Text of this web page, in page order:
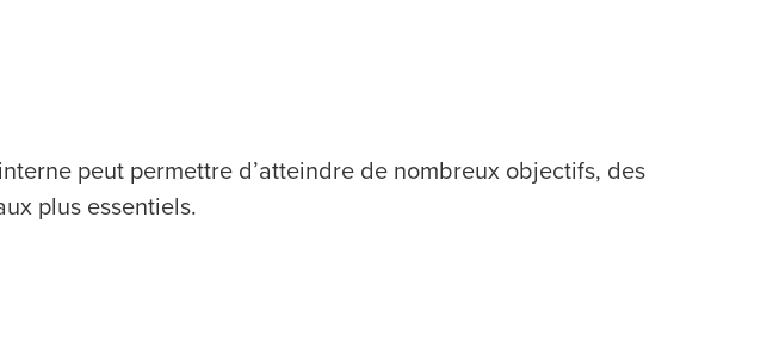
peut permettre d’atteindre de nombreux objectifs, des
plus essentiels.